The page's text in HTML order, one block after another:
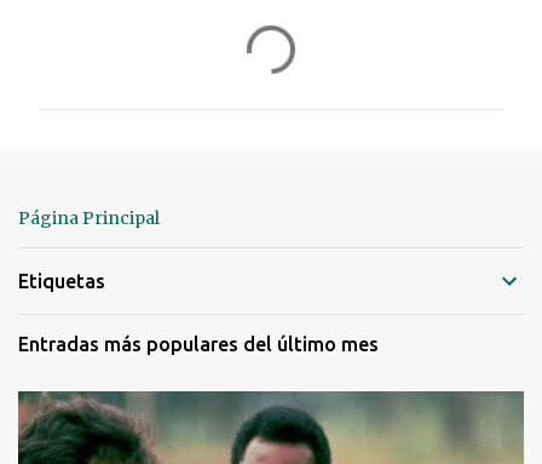
a
r
o
Página Principal
Etiquetas
Entradas más populares del último mes